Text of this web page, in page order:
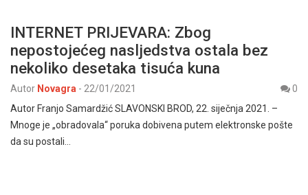
INTERNET PRIJEVARA: Zbog
nepostojećeg nasljedstva ostala bez
nekoliko desetaka tisuća kuna
Autor Novagra - 22/01/2021
0
Autor Franjo Samardžić SLAVONSKI BROD, 22. siječnja 2021. –
Mnoge je „obradovala“ poruka dobivena putem elektronske pošte
da su postali…